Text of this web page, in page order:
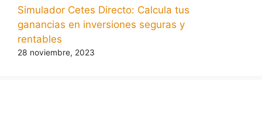
Simulador Cetes Directo: Calcula tus
ganancias en inversiones seguras y
rentables
28 noviembre, 2023